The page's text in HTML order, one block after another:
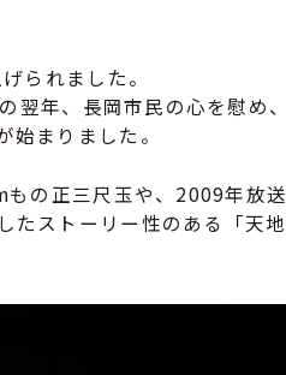
られました。
年、長岡市民の心を慰め、
まりました。
の正三尺玉や、2009年放送
たストーリー性のある「天地